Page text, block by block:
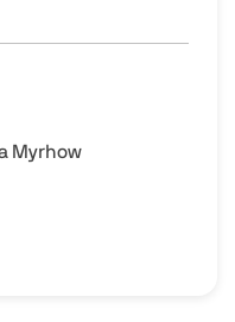
dem Mac
Myrhow